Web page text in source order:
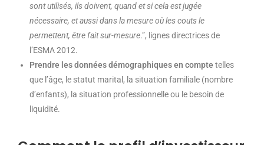
sont utilisés, ils doivent, quand et si cela est jugée
nécessaire, et aussi dans la mesure où les couts le
permettent, être fait sur-mesure.”, lignes directrices de
l’ESMA 2012.
Prendre les données démographiques en compte telles
que l’âge, le statut marital, la situation familiale (nombre
d’enfants), la situation professionnelle ou le besoin de
liquidité.